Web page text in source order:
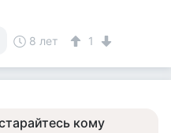
8 лет 1
кому